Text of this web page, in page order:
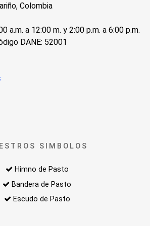
Colombia
a.m. a 12:00 m. y 2:00 p.m. a 6:00 p.m.
DANE: 52001
SIMBOLOS
Himno de Pasto
Bandera de Pasto
Escudo de Pasto